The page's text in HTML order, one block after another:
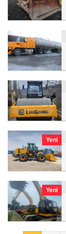
Yeni
Yeni